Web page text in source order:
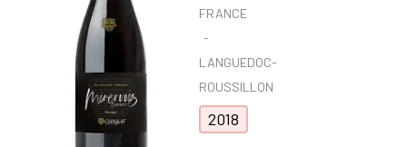
FRANCE
LANGUEDOC-
ROUSSILLON
2018